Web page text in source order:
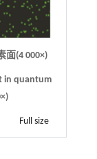
面(4 000×)
in quantum
Full size